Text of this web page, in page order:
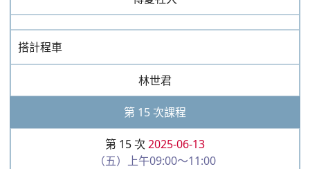
搭計程車
林世君
第 15 次課程
第 15 次 2025-06-13
（五）上午09:00～11:00